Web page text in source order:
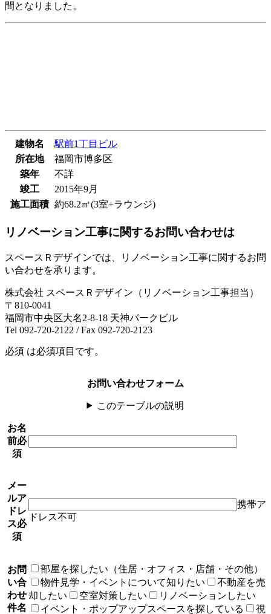
間となりました。
建物名
駅前1丁目ビル
所在地
福岡市博多区
築年
不詳
竣工
2015年9月
施工面積 約68.2㎡(3室+ラウンジ)
リノベーション工事に関するお問い合わせは
スペースＲデザインでは、リノベーション工事に関するお問
い合わせを承ります。
株式会社 スペースＲデザイン（リノベーション工事担当）
〒810-0041
福岡市中央区大名2-8-18 天神パークビル
Tel 092-720-2122 / Fax 092-720-2123
必須 は必須項目です。
お問い合わせフォーム
このテーブルの説明
お名
前必
須
メー
ルア
ドレ
ス必
須
携帯ア
ドレス不可
お問
い合
わせ
件名
部屋を探したい（住居・オフィス・店舗・その他）
物件見学・イベントについて知りたい
不動産を売
却したい
空室対策したい
リノベーションしたい
イベント・ポップアップスペースを探している
視